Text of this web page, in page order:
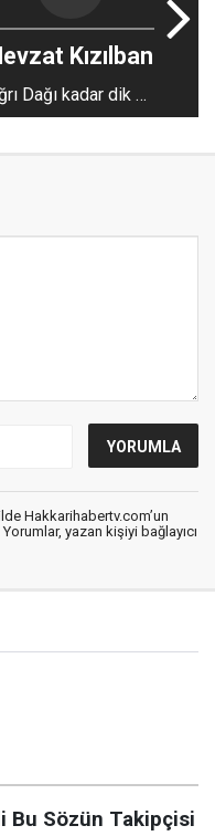
Kızılban
Dağı kadar dik ve
yüce bir irade
Hakkarihabertv.com’un
yazan kişiyi bağlayıcı
Bu Sözün Takipçisi